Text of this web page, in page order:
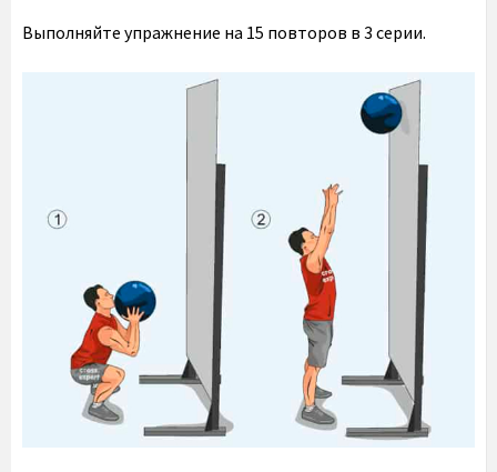
Выполняйте упражнение на 15 повторов в 3 серии.